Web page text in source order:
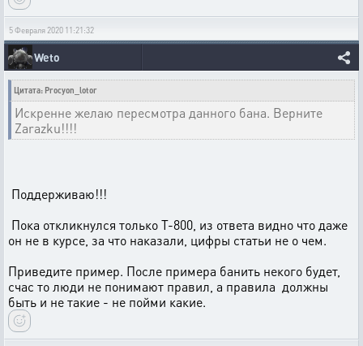
5 Февраля 2020 11:21:32
Weto
Цитата: Procyon_lotor
Искренне желаю пересмотра данного бана. Верните
Zarazku!!!!
Поддерживаю!!!
Пока откликнулся только Т-800, из ответа видно что даже
он не в курсе, за что наказали, цифры статьи не о чем.
Приведите пример. После примера банить некого будет,
счас то люди не понимают правил, а правила должны
быть и не такие - не пойми какие.